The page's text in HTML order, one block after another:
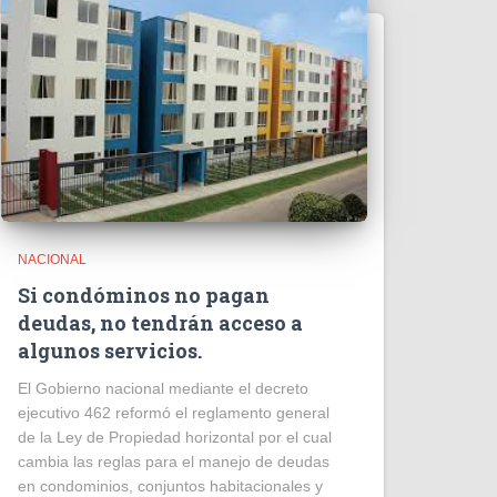
NACIONAL
Si condóminos no pagan
deudas, no tendrán acceso a
algunos servicios.
El Gobierno nacional mediante el decreto
ejecutivo 462 reformó el reglamento general
de la Ley de Propiedad horizontal por el cual
cambia las reglas para el manejo de deudas
en condominios, conjuntos habitacionales y